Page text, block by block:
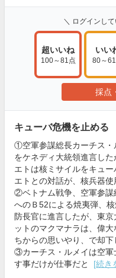
＼ ログインし
超いいね
100～81点
いい
80～
採点
キューバ危機を止める
①空軍参謀総長カーチス・
をケネディ大統領進言し
エトは核ミサイルをキュ
エトとの対話が、核兵器使
②ベトナム戦争、空軍参謀
へのＢ52による焼夷弾、
防長官に進言したが、東
ットのマクマナラは、偉
ちからの思いやり、で却下
③カーチス・ルメイは空軍
す事だけが仕事だと
[続き